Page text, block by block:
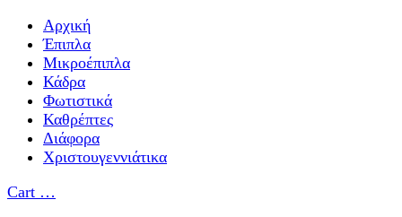
Αρχική
Έπιπλα
Μικροέπιπλα
Κάδρα
Φωτιστικά
Καθρέπτες
Διάφορα
Χριστουγεννιάτικα
Cart …